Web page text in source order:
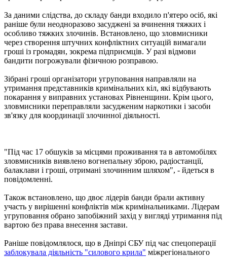
За даними слідства, до складу банди входило п'ятеро осіб, які
раніше були неодноразово засуджені за вчинення тяжких і
особливо тяжких злочинів. Встановлено, що зловмисники
через створення штучних конфліктних ситуацій вимагали
гроші із громадян, зокрема підприємців. У разі відмови
бандити погрожували фізичною розправою.
Зібрані гроші організатори угруповання направляли на
утримання представників кримінальних кіл, які відбувають
покарання у виправних установах Рівненщини. Крім цього,
зловмисники переправляли засудженим наркотики і засоби
зв'язку для координації злочинної діяльності.
"Під час 17 обшуків за місцями проживання та в автомобілях
зловмисників виявлено вогнепальну зброю, радіостанції,
балаклави і гроші, отримані злочинним шляхом", - йдеться в
повідомленні.
Також встановлено, що двоє лідерів банди брали активну
участь у вирішенні конфліктів між кримінальниками. Лідерам
угруповання обрано запобіжний захід у вигляді утримання під
вартою без права внесення застави.
Раніше повідомлялося, що в Дніпрі СБУ під час спецоперації
заблокувала діяльність "силового крила" міжрегіонального